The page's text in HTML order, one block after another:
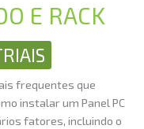
E RACK
frequentes que
instalar um Panel PC
fatores, incluindo o